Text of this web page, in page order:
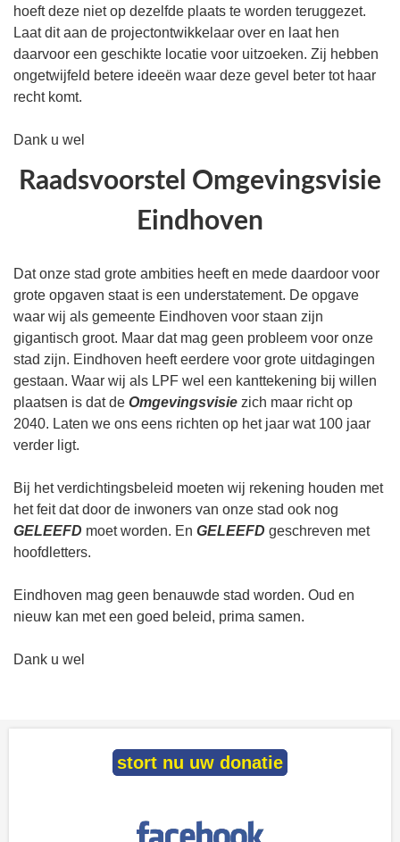
hoeft deze niet op dezelfde plaats te worden teruggezet.
Laat dit aan de projectontwikkelaar over en laat hen
daarvoor een geschikte locatie voor uitzoeken. Zij hebben
ongetwijfeld betere ideeën waar deze gevel beter tot haar
recht komt.
Dank u wel
Raadsvoorstel Omgevingsvisie
Eindhoven
Dat onze stad grote ambities heeft en mede daardoor voor
grote opgaven staat is een understatement. De opgave
waar wij als gemeente Eindhoven voor staan zijn
gigantisch groot. Maar dat mag geen probleem voor onze
stad zijn. Eindhoven heeft eerdere voor grote uitdagingen
gestaan. Waar wij als LPF wel een kanttekening bij willen
plaatsen is dat de Omgevingsvisie zich maar richt op
2040. Laten we ons eens richten op het jaar wat 100 jaar
verder ligt.
Bij het verdichtingsbeleid moeten wij rekening houden met
het feit dat door de inwoners van onze stad ook nog
GELEEFD moet worden. En GELEEFD geschreven met
hoofdletters.
Eindhoven mag geen benauwde stad worden. Oud en
nieuw kan met een goed beleid, prima samen.
Dank u wel
stort nu uw donatie